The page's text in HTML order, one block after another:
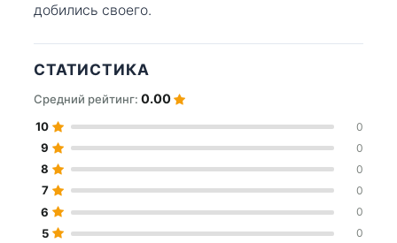
добились своего.
СТАТИСТИКА
Средний рейтинг: 0.00
10 0
9 0
8 0
7 0
6 0
5 0